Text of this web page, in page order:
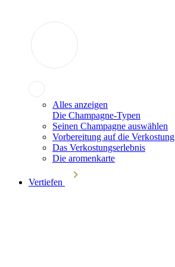
Alles anzeigen
Die Champagne-Typen
Seinen Champagne auswählen
Vorbereitung auf die Verkostung
Das Verkostungserlebnis
Die aromenkarte
Vertiefen